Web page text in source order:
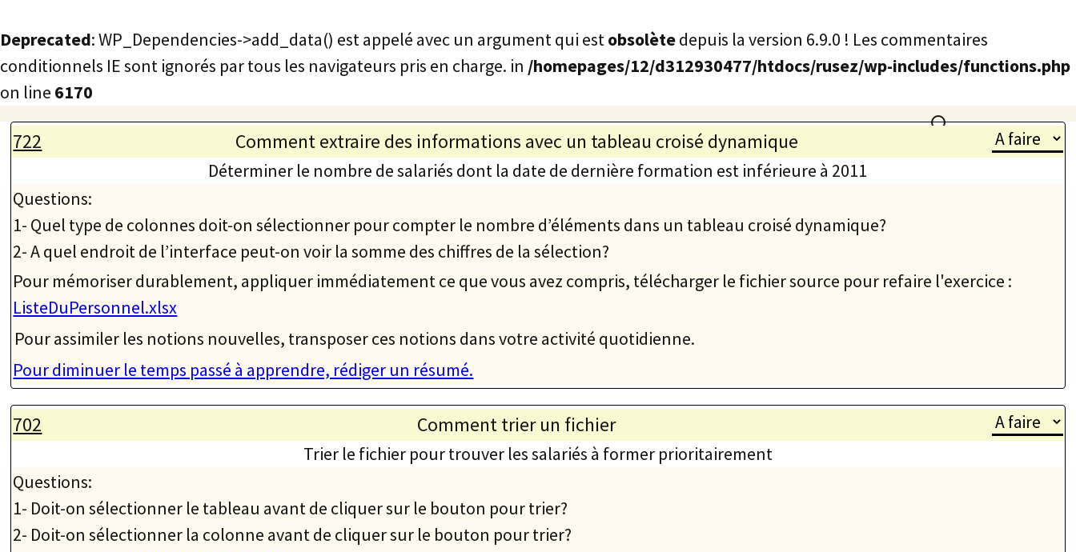
Deprecated: WP_Dependencies->add_data() est appelé avec un argument qui estobsolètedepuis la version 6.9.0 ! Les commentaires
conditionnels IE sont ignorés par tous les navigateurs pris en charge. in /homepages/12/d312930477/htdocs/rusez/wp-includes/functions.php
on line 6170
rusez.com
Animations
Aller
Rechercher :
722 Comment extraire des informations avec un tableau croisé dynamique
Déterminer le nombre de salariés dont la date de dernière formation est inférieure à 2011
Questions:
1- Quel type de colonnes doit-on sélectionner pour compter le nombre d’éléments dans un tableau croisé dynamique?
2- A quel endroit de l’interface peut-on voir la somme des chiffres de la sélection?
Pour mémoriser durablement, appliquer immédiatement ce que vous avez compris, télécharger le fichier source pour refaire l'exercice :
ListeDuPersonnel.xlsx
Pour assimiler les notions nouvelles, transposer ces notions dans votre activité quotidienne.
Pour diminuer le temps passé à apprendre, rédiger un résumé.
702 Comment trier un fichier
Trier le fichier pour trouver les salariés à former prioritairement
Questions:
1- Doit-on sélectionner le tableau avant de cliquer sur le bouton pour trier?
2- Doit-on sélectionner la colonne avant de cliquer sur le bouton pour trier?